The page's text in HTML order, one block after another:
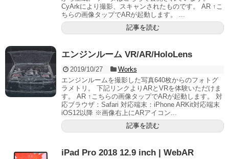
CyArkにより撮影、スキャンされたものです。 AR ↑こ
ちらの画像タップでARが起動します。 ...
記事を読む
エンジンルーム VR/AR/HoloLens
2019/10/27
Works
エンジンルームを撮影した写真640枚からのフォトグ
ラメトリ。 下記リンクよりARとVRを体験いただけま
す。 AR ↑こちらの画像タップでARが起動します。 対
応ブラウザ：Safari 対応端末：iPhone ARKit対応端末
iOS12以降 ※画像右上にARアイコン...
記事を読む
iPad Pro 2018 12.9 inch | WebAR